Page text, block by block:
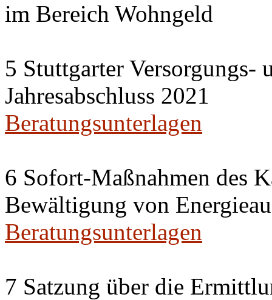
im Bereich Wohngeld
5 Stuttgarter Versorgungs-
Jahresabschluss 2021
Beratungsunterlagen
6 Sofort-Maßnahmen des
Bewältigung von
Beratungsunterlagen
7 Satzung über die